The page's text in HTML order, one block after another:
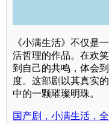
《小满生活》不仅是
活哲理的作品。在欢
到自己的共鸣，体会
度。这部剧以其真实
中的一颗璀璨明珠。
国产剧，小满生活，